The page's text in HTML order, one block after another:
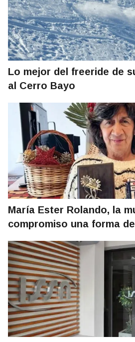
Lo mejor del freeride de
al Cerro Bayo
María Ester Rolando, la
compromiso una forma